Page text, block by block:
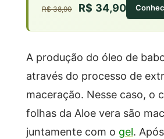
R$ 38,90 R$ 34,90
A produção do óleo de
através do processo de
maceração. Nesse caso, o
folhas da Aloe vera são
juntamente com o gel.